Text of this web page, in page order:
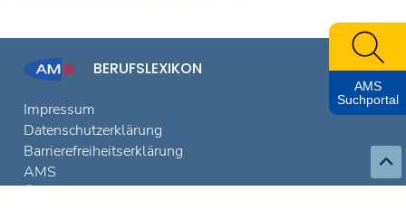
BERUFSLEXIKON
Impressum
Datenschutzerklärung
Barrierefreiheitserklärung
AMS
AMS
Suchportal